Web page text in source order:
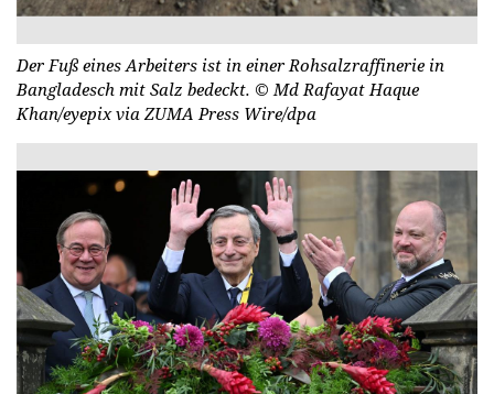
Der Fuß eines Arbeiters ist in einer Rohsalzraffinerie in
Bangladesch mit Salz bedeckt. © Md Rafayat Haque
Khan/eyepix via ZUMA Press Wire/dpa